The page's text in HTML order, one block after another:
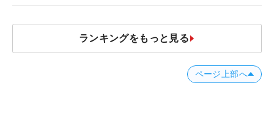
ランキングをもっと見る
ページ上部へ